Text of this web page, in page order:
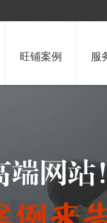
旺铺案例 服